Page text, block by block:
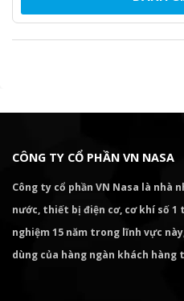
CÔNG TY CỔ PHẦN VN NASA
Công ty cổ phần VN Nasa là nhà
nước, thiết bị điện cơ, cơ khí số 1
nghiệm 15 năm trong lĩnh vực
dùng của hàng ngàn khách